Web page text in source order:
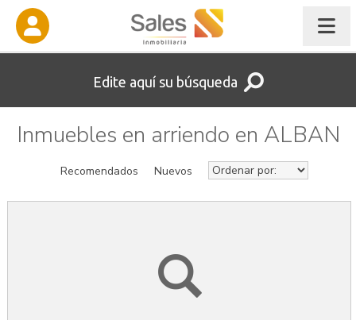
Edite aquí su búsqueda
Inmuebles en arriendo en ALBAN
Recomendados Nuevos